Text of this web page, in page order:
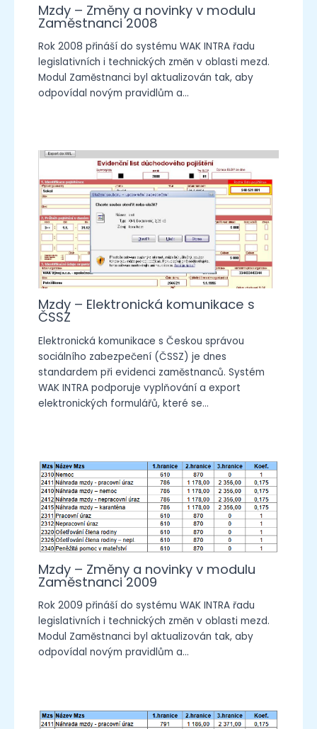
Mzdy – Změny a novinky v modulu
Zaměstnanci 2008
Rok 2008 přináší do systému WAK INTRA řadu
legislativních i technických změn v oblasti mezd.
Modul Zaměstnanci byl aktualizován tak, aby
odpovídal novým pravidlům a…
Mzdy – Elektronická komunikace s
ČSSZ
Elektronická komunikace s Českou správou
sociálního zabezpečení (ČSSZ) je dnes
standardem při evidenci zaměstnanců. Systém
WAK INTRA podporuje vyplňování a export
elektronických formulářů, které se…
Mzdy – Změny a novinky v modulu
Zaměstnanci 2009
Rok 2009 přináší do systému WAK INTRA řadu
legislativních i technických změn v oblasti mezd.
Modul Zaměstnanci byl aktualizován tak, aby
odpovídal novým pravidlům a…